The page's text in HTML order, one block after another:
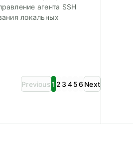
агента SSH
локальных
Previous1 2 3 456 Next